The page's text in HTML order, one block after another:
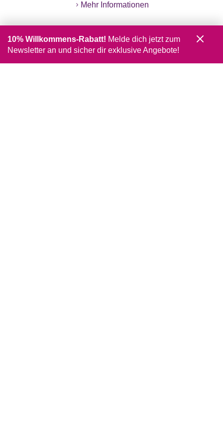
Mehr Informationen
10% Willkommens-Rabatt! Melde dich jetzt zum
Newsletter an und sicher dir exklusive Angebote!